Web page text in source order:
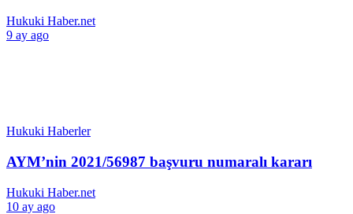
Hukuki Haber.net
9 ay ago
Hukuki Haberler
AYM’nin 2021/56987 başvuru numaralı kararı
Hukuki Haber.net
10 ay ago